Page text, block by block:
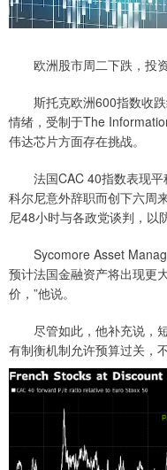
欧洲股市周二下跌，投资
斯托克欧洲600指数收跌
情绪，受制于The
伟达芯片方面存在挑战。
法国CAC 40指数表现平
科尔尼意外辞职而创下六周
尼48小时与各政党谈判，以
Sycomore Asset
预计法国金融资产将出现更
价，”他说。
尽管如此，他补充说，短
有制衡机制允许预算过关，